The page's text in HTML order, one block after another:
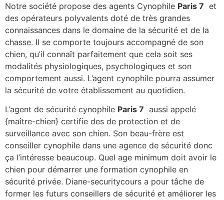
Notre société propose des agents Cynophile Paris 7 et
des opérateurs polyvalents doté de très grandes
connaissances dans le domaine de la sécurité et de la
chasse. Il se comporte toujours accompagné de son
chien, qu’il connaît parfaitement que cela soit ses
modalités physiologiques, psychologiques et son
comportement aussi. L’agent cynophile pourra assumer
la sécurité de votre établissement au quotidien.
L’agent de sécurité cynophile Paris 7 aussi appelé
{maître-chien} certifie des de protection et de
surveillance avec son chien. Son beau-frère est
conseiller cynophile dans une agence de sécurité donc
ça l’intéresse beaucoup. Quel age minimum doit avoir le
chien pour démarrer une formation cynophile en
sécurité privée. Diane-securitycours a pour tâche de
former les futurs conseillers de sécurité et améliorer les